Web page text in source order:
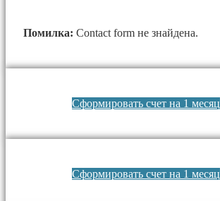
Помилка: Contact form не знайдена.
Сформировать счет на 1 месяц
Сформировать счет на 1 месяц